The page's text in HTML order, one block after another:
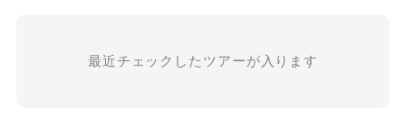
最近チェックしたツアーが入ります